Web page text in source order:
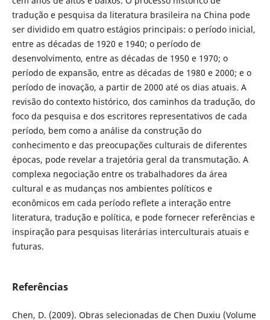
tradução e pesquisa da literatura brasileira na China pode
ser dividido em quatro estágios principais: o período inicial,
entre as décadas de 1920 e 1940; o período de
desenvolvimento, entre as décadas de 1950 e 1970; o
período de expansão, entre as décadas de 1980 e 2000; e o
período de inovação, a partir de 2000 até os dias atuais. A
revisão do contexto histórico, dos caminhos da tradução, do
foco da pesquisa e dos escritores representativos de cada
período, bem como a análise da construção do
conhecimento e das preocupações culturais de diferentes
épocas, pode revelar a trajetória geral da transmutação. A
complexa negociação entre os trabalhadores da área
cultural e as mudanças nos ambientes políticos e
econômicos em cada período reflete a interação entre
literatura, tradução e política, e pode fornecer referências e
inspiração para pesquisas literárias interculturais atuais e
futuras.
Referências
Chen, D. (2009). Obras selecionadas de Chen Duxiu (Volume